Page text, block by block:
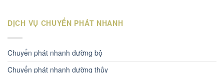
DỊCH VỤ CHUYỂN PHÁT NHANH
Chuyển phát nhanh đường bộ
Chuyển phát nhanh dường thủy